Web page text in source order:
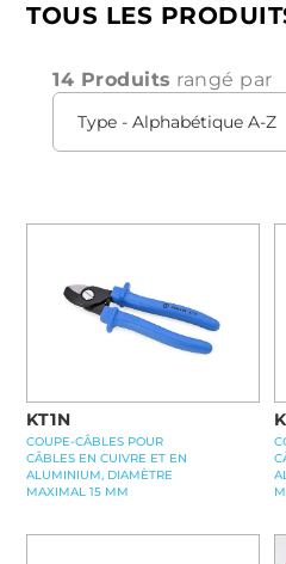
TOUS LES
14 Produits rangé par
KT1N
COUPE-CÂBLES POUR
CÂBLES EN CUIVRE ET EN
ALUMINIUM, DIAMÈTRE
MAXIMAL 15 MM